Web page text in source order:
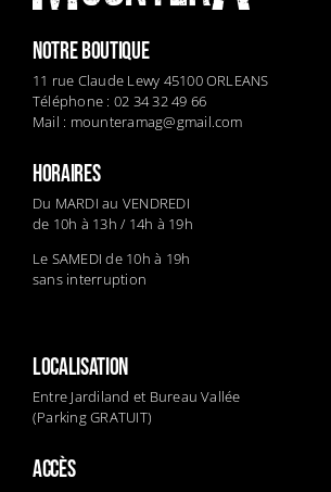
NOTRE BOUTIQUE
11 rue Claude Lewy 45100 ORLEANS
Téléphone : 02 34 32 49 66
Mail : mounteramag@gmail.com
HORAIRES
Du MARDI au VENDREDI
de 10h à 13h / 14h à 19h
Le SAMEDI de 10h à 19h
sans interruption
LOCALISATION
Entre Jardiland et Bureau Vallée
(Parking GRATUIT)
ACCÈS